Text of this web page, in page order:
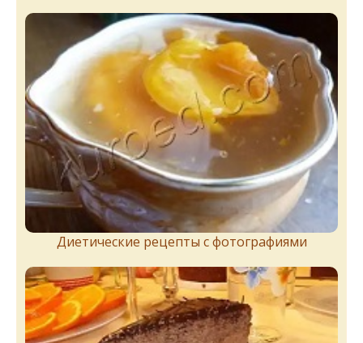
Диетические рецепты с фотографиями